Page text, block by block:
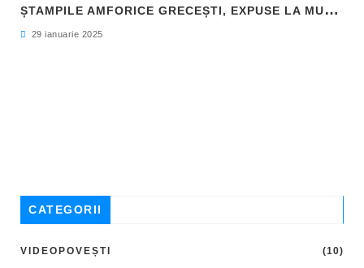
Ș
TAMPILE AMFORICE GRECEȘTI, EXPUSE LA MUZEUL DE ARHEOLOGIE CALLATIS MANGALIA
29 ianuarie 2025
CATEGORII
VIDEOPOVEȘTI (10)